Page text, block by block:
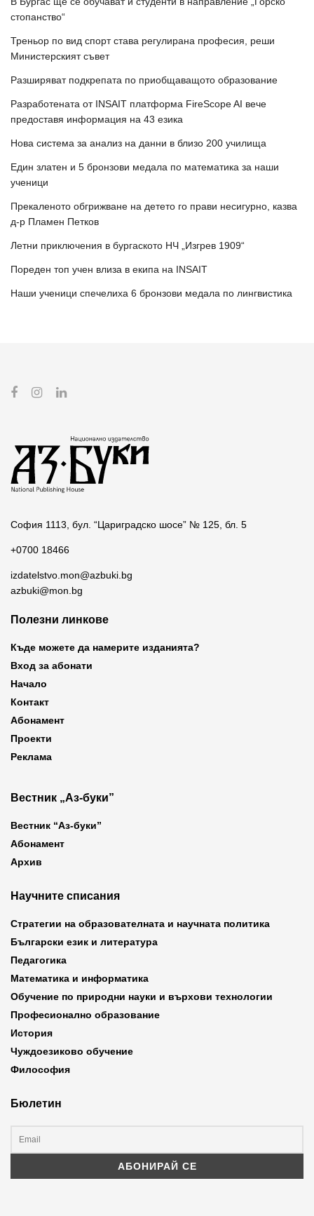
стопанство“
Треньор по вид спорт става регулирана професия, реши
Министерският съвет
Разширяват подкрепата по приобщаващото образование
Разработената от INSAIT платформа FireScope AI вече
предоставя информация на 43 езика
Нова система за анализ на данни в близо 200 училища
Един златен и 5 бронзови медала по математика за наши
ученици
Прекаленото обгрижване на детето го прави несигурно, казва
д-р Пламен Петков
Летни приключения в бургаското НЧ „Изгрев 1909“
Пореден топ учен влиза в екипа на INSAIT
Наши ученици спечелиха 6 бронзови медала по лингвистика
София 1113, бул. “Цариградско шосе” № 125, бл. 5
+0700 18466
izdatelstvo.mon@azbuki.bg
azbuki@mon.bg
Полезни линкове
Къде можете да намерите изданията?
Вход за абонати
Начало
Контакт
Абонамент
Проекти
Реклама
Вестник „Аз-буки”
Вестник “Аз-буки”
Абонамент
Архив
Научните списания
Стратегии на образователната и научната политика
Български език и литература
Педагогика
Математика и информатика
Обучение по природни науки и върхови технологии
Професионално образование
История
Чуждоезиково обучение
Философия
Бюлетин